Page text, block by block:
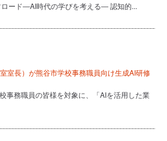
ード―AI時代の学びを考える― 認知的...
室長）が熊谷市学校事務職員向け生成AI研修
事務職員の皆様を対象に、「AIを活用した業